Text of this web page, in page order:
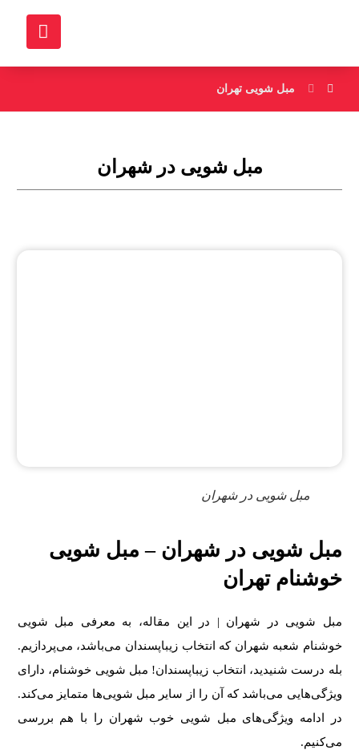
مبل شویی تهران
مبل شویی در شهران
مبل شویی در شهران
مبل شویی در شهران – مبل شویی
خوشنام تهران
مبل شویی در شهران | در این مقاله، به معرفی مبل شویی
خوشنام شعبه شهران که انتخاب زیباپسندان می‌باشد، می‌پردازیم.
بله درست شنیدید، انتخاب زیباپسندان! مبل شویی خوشنام، دارای
ویژگی‌هایی می‌باشد که آن را از سایر مبل شویی‌ها متمایز می‌کند.
در ادامه ویژگی‌های مبل شویی خوب شهران را با هم بررسی
می‌کنیم.